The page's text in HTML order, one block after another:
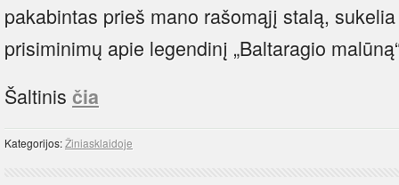
pakabintas prieš mano rašomąjį stalą,
prisiminimų apie legendinį „Baltaragio
Šaltinis čia
Kategorijos:Žiniasklaidoje